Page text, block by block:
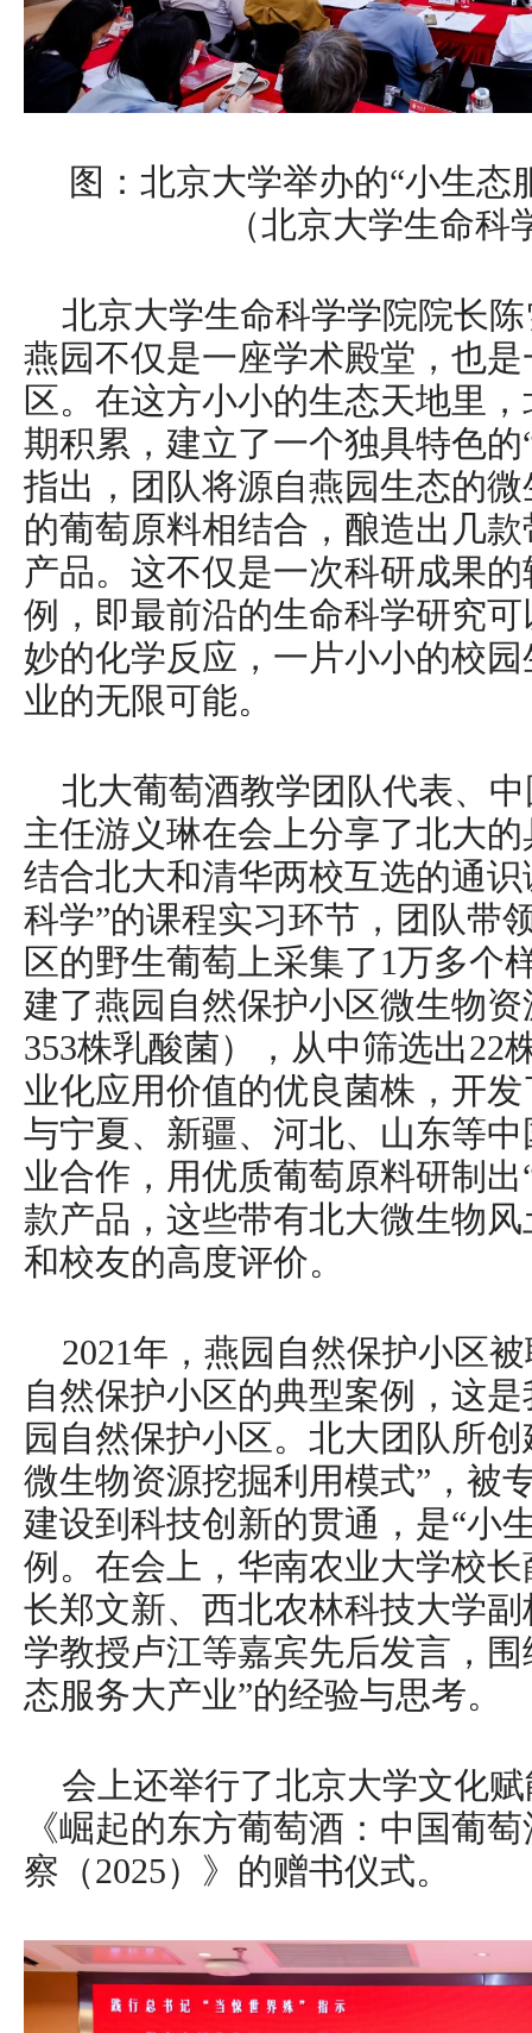
图：北京大学举办的“小生态
（北京大学生命科
北京大学生命科学学院院长
燕园不仅是一座学术殿堂，也
区。在这方小小的生态天地里
期积累，建立了一个独具特色
指出，团队将源自燕园生态的
的葡萄原料相结合，酿造出几
产品。这不仅是一次科研成果
例，即最前沿的生命科学研究
妙的化学反应，一片小小的校
业的无限可能。
北大葡萄酒教学团队代表、
主任游义琳在会上分享了北大
结合北大和清华两校互选的通
科学”的课程实习环节，团队带
区的野生葡萄上采集了1万多个
建了燕园自然保护小区微生物
353株乳酸菌），从中筛选出22
业化应用价值的优良菌株，开
与宁夏、新疆、河北、山东等
业合作，用优质葡萄原料研制出
款产品，这些带有北大微生物
和校友的高度评价。
2021年，燕园自然保护小区
自然保护小区的典型案例，这
园自然保护小区。北大团队所
微生物资源挖掘利用模式”，被
建设到科技创新的贯通，是“小
例。在会上，华南农业大学校
长郑文新、西北农林科技大学
学教授卢江等嘉宾先后发言，
态服务大产业”的经验与思考。
会上还举行了北京大学文化
《崛起的东方葡萄酒：中国葡
察（2025）》的赠书仪式。